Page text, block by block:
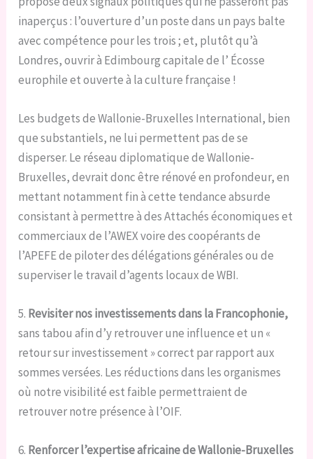
inaperçus : l’ouverture d’un poste dans un pays balte
avec compétence pour les trois ; et, plutôt qu’à
Londres, ouvrir à Edimbourg capitale de l’ Écosse
europhile et ouverte à la culture française !
Les budgets de Wallonie-Bruxelles International, bien
que substantiels, ne lui permettent pas de se
disperser. Le réseau diplomatique de Wallonie-
Bruxelles, devrait donc être rénové en profondeur, en
mettant notamment fin à cette tendance absurde
consistant à permettre à des Attachés économiques et
commerciaux de l’AWEX voire des coopérants de
l’APEFE de piloter des délégations générales ou de
superviser le travail d’agents locaux de WBI.
5. Revisiter nos investissements dans la Francophonie,
sans tabou afin d’y retrouver une influence et un «
retour sur investissement » correct par rapport aux
sommes versées. Les réductions dans les organismes
où notre visibilité est faible permettraient de
retrouver notre présence à l’OIF.
6. Renforcer l’expertise africaine de Wallonie-Bruxelles